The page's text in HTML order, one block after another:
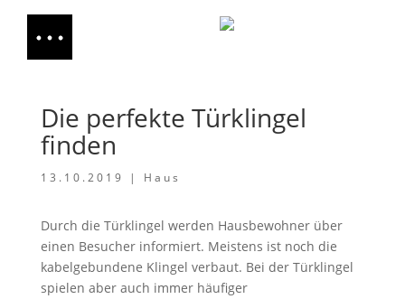
Die perfekte Türklingel
finden
13.10.2019 | Haus
Durch die Türklingel werden Hausbewohner über
einen Besucher informiert. Meistens ist noch die
kabelgebundene Klingel verbaut. Bei der Türklingel
spielen aber auch immer häufiger